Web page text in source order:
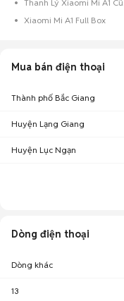
Thanh Lý Xiaomi Mi A1 Cũ
Xiaomi Mi A1 Full Box
Mua bán điện thoại
Thành phố Bắc Giang
Huyện Lạng Giang
Huyện Lục Ngạn
Dòng điện thoại
Dòng khác
13